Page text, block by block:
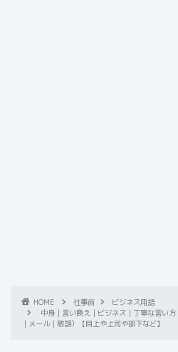
HOME 仕事術
ビジネス用語
中身｜言い換え｜ビジネス｜丁寧な言い
｜メール｜敬語）【目上や上司や部下など】